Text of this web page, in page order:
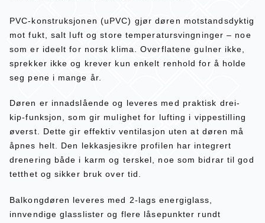
PVC-konstruksjonen (uPVC) gjør døren motstandsdyktig
mot fukt, salt luft og store temperatursvingninger – noe
som er ideelt for norsk klima. Overflatene gulner ikke,
sprekker ikke og krever kun enkelt renhold for å holde
seg pene i mange år.
Døren er innadslående og leveres med praktisk drei-
kip-funksjon, som gir mulighet for lufting i vippestilling
øverst. Dette gir effektiv ventilasjon uten at døren må
åpnes helt. Den lekkasjesikre profilen har integrert
drenering både i karm og terskel, noe som bidrar til god
tetthet og sikker bruk over tid.
Balkongdøren leveres med 2-lags energiglass,
innvendige glasslister og flere låsepunkter rundt